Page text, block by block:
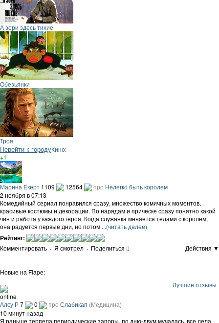
А зори здесь тихие
Обезьянки
Троя
Перейти к городуКино:
+1
Марина Екерт 1109 12564 про Нелегко быть королем
2 ноября в 07:13
Комедийный сериал понравился сразу, множество комичных моментов,
красивые костюмы и декорации. По нарядам и прическе сразу понятно какой
чин и работа у каждого героя. Когда служанка меняется телами с королем,
она радуется первые дни, но потом ...(читать далее)
Рейтинг:
Комментировать · Я смотрел · Поделиться Действия ▼
Новые на Flapе:
Лучшие отзывы
online
Алсу Р7 0 про Слабикап (Медицина)
10 минут назад
Я раньше терпела периодические запоры, по дню-двум мучалась, все дела